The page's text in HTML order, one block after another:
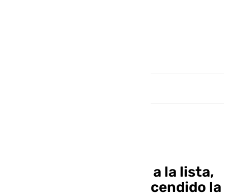
Diana Navarro se une a la lista,
¿qué famosos han encendido la